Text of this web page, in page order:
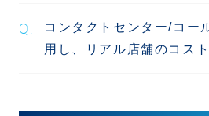
コンタクトセンター/コー
用し、リアル店舗のコス